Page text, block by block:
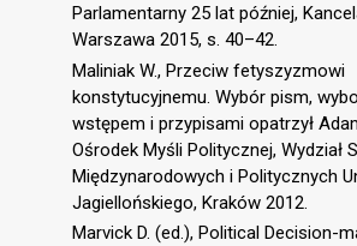
Parlamentarny 25 lat później,
Warszawa 2015, s. 40–42.
Maliniak W., Przeciw fetyszyzmowi
konstytucyjnemu. Wybór pism,
wstępem i przypisami opatrzył
Ośrodek Myśli Politycznej, Wydział
Międzynarodowych i Politycznych
Jagiellońskiego, Kraków 2012.
Marvick D. (ed.), Political Decision-